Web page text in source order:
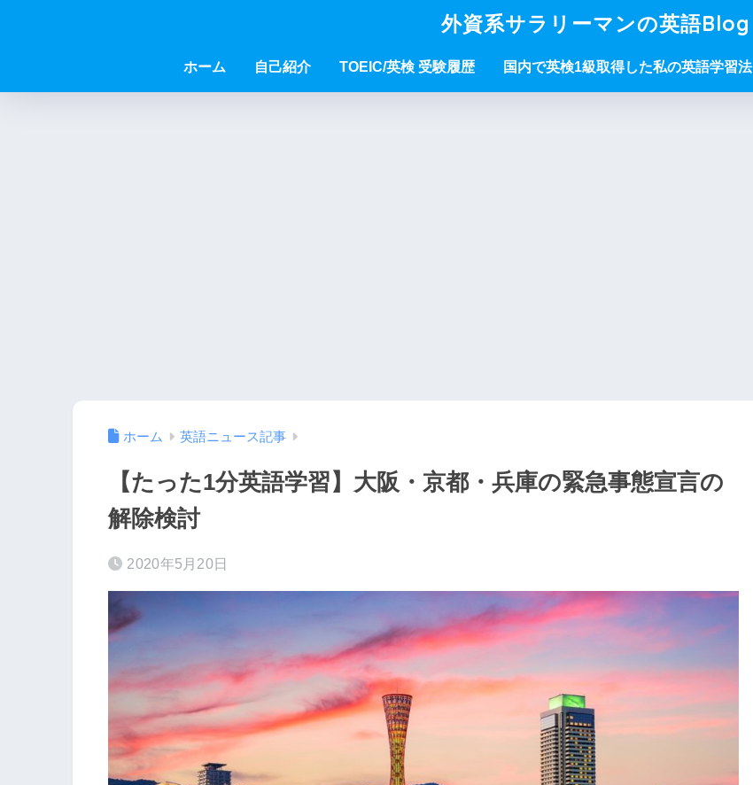
外資系サラリーマンの英語Blog
ホーム 自己紹介 TOEIC/英検 受験履歴 国内で英検1級取得した私の英語学習法
ホーム 英語ニュース記事
【たった1分英語学習】大阪・京都・兵庫の緊急事態宣言の
解除検討
2020年5月20日